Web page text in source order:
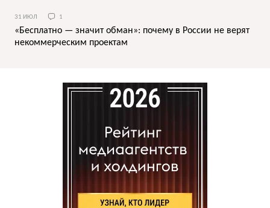
31 ИЮЛ 1
«Бесплатно — значит обман»: почему в России не верят
некоммерческим проектам